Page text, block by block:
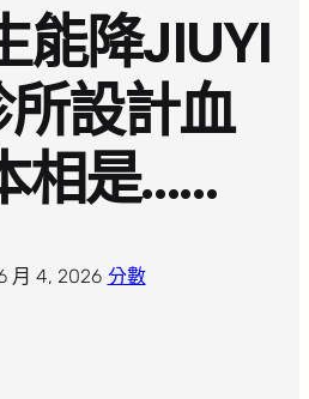
能降JIUYI
設計血
相是……
月 4, 2026· 分數